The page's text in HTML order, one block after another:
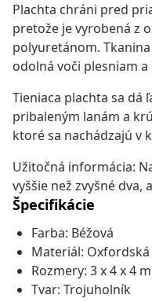
Plachta chráni pred
pretože je vyrobená z
polyuretánom.
odolná voči plesniam a
Tieniaca plachta sa dá
pribaleným lanám a
ktoré sa nachádzajú v
Užitočná informácia:
vyššie než zvyšné dva,
Špecifikácie
Farba: Béžová
Materiál:
Rozmery: 3 x 4 x 4 m
Tvar: Trojuholník